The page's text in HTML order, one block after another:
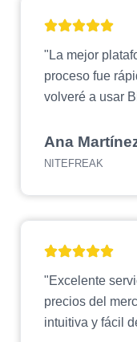
"La mejor
proceso fue
volveré a usar
Ana
NITEFREAK
"Excelente
precios del
intuitiva y fácil